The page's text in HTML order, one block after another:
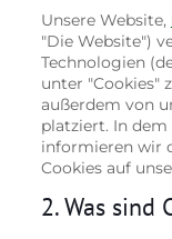
Unsere Website,
"Die Website")
Technologien
unter "Cookies"
außerdem von
platziert. In
informieren wir
Cookies auf
2. Was sind